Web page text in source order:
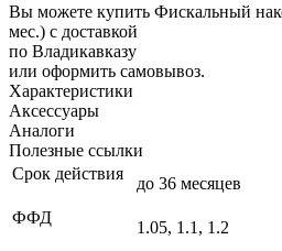
Вы можете купить Фискальный
мес.) с доставкой
по Владикавказу
или оформить самовывоз.
Характеристики
Аксессуары
Аналоги
Полезные ссылки
Срок действия
до 36 месяцев
ФФД
1.05, 1.1, 1.2